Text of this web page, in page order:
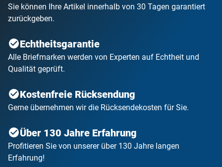
Sie können Ihre Artikel innerhalb von 30 Tagen garantiert
zurückgeben.
Echtheitsgarantie
Alle Briefmarken werden von Experten auf Echtheit und
Qualität geprüft.
Kostenfreie Rücksendung
Gerne übernehmen wir die Rücksendekosten für Sie.
Über 130 Jahre Erfahrung
Profitieren Sie von unserer über 130 Jahre langen
Erfahrung!